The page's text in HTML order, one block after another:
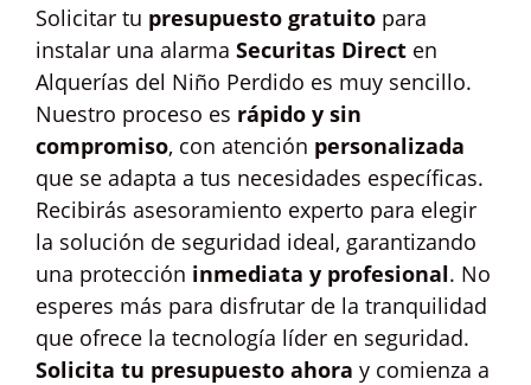
Solicitar tu presupuesto gratuito para
instalar una alarma Securitas Direct en
Alquerías del Niño Perdido es muy sencillo.
Nuestro proceso es rápido y sin
compromiso, con atención personalizada
que se adapta a tus necesidades específicas.
Recibirás asesoramiento experto para elegir
la solución de seguridad ideal, garantizando
una protección inmediata y profesional. No
esperes más para disfrutar de la tranquilidad
que ofrece la tecnología líder en seguridad.
Solicita tu presupuesto ahora y comienza a